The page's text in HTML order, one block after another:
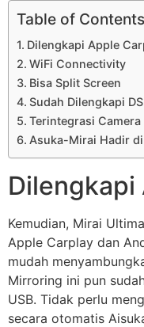
Table of Contents
Dilengkapi Apple
WiFi Connectivity
Bisa Split Screen
Sudah Dilengkapi
Terintegrasi Camera
Asuka-Mirai Hadir
Dilengkapi
Kemudian, Mirai
Apple Carplay dan
mudah
Mirroring ini pun
USB. Tidak perlu
secara otomatis